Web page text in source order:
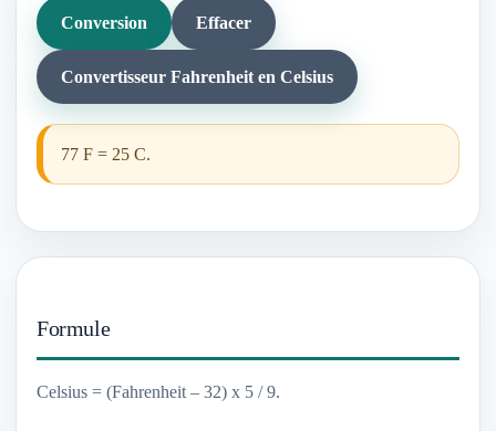
Conversion Effacer
Convertisseur Fahrenheit en Celsius
77 F = 25 C.
Formule
Celsius = (Fahrenheit – 32) x 5 / 9.